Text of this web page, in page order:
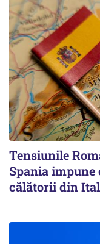
Tensiunile
Spania
călătorii din